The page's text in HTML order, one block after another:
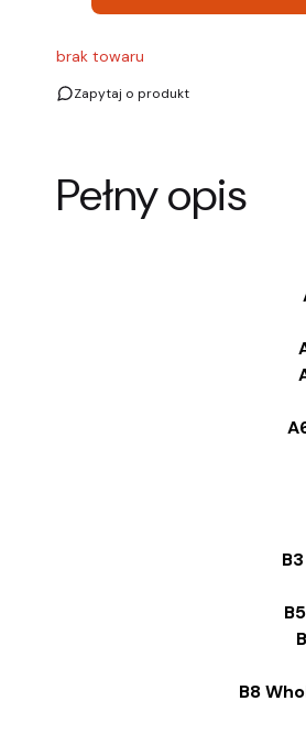
brak towaru
Zapytaj o produkt
Pełny opis
B8